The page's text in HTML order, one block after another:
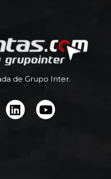
de Grupo Inter.